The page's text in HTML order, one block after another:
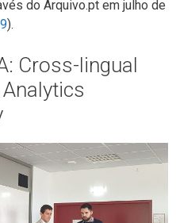
do Arquivo.pt em julho de
).
Cross-lingual